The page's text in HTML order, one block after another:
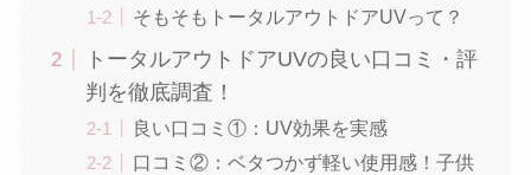
そもそもトータルアウトドアUVって？
トータルアウトドアUVの良い口コミ・評
判を徹底調査！
良い口コミ①：UV効果を実感
口コミ②：ベタつかず軽い使用感！子供